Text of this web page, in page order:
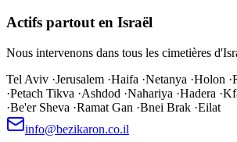
Actifs partout en Israël
Nous intervenons dans tous les cimetières
Tel Aviv ·Jerusalem ·Haifa ·Netanya ·Holon ·
·Petach Tikva ·Ashdod ·Nahariya ·Hadera ·
·Be'er Sheva ·Ramat Gan ·Bnei Brak ·Eilat
info@bezikaron.co.il